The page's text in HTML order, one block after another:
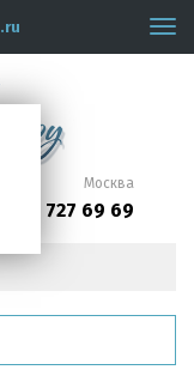
Москва
727 69 69